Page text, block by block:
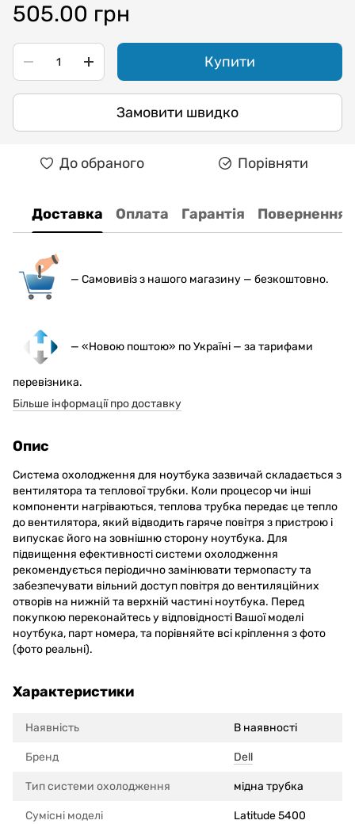
505.00 грн
Купити
Замовити швидко
До обраного Порівняти
Доставка Оплата Гарантія Повернення
— Самовивіз з нашого магазину — безкоштовно.
— «Новою поштою» по Україні — за тарифами
перевізника.
Більше інформації про доставку
Опис
Система охолодження для ноутбука зазвичай складається з
вентилятора та теплової трубки. Коли процесор чи інші
компоненти нагріваються, теплова трубка передає це тепло
до вентилятора, який відводить гаряче повітря з пристрою і
випускає його на зовнішню сторону ноутбука. Для
підвищення ефективності системи охолодження
рекомендується періодично замінювати термопасту та
забезпечувати вільний доступ повітря до вентиляційних
отворів на нижній та верхній частині ноутбука. Перед
покупкою переконайтесь у відповідності Вашої моделі
ноутбука, парт номера, та порівняйте всі кріплення з фото
(фото реальні).
Характеристики
Наявність В наявності
Бренд Dell
Тип системи охолодження мідна трубка
Сумісні моделi Latitude 5400